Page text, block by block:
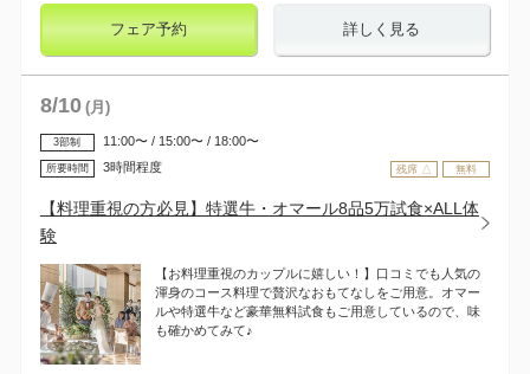
フェア予約 詳しく見る
8/10 (月)
残席 △ 無料
3部制 11:00〜 / 15:00〜 / 18:00〜
所要時間 3時間程度
【料理重視の方必見】特選牛・オマール8品5万試食×ALL体
験
【お料理重視のカップルに嬉しい！】口コミでも人気の
渾身のコース料理で贅沢なおもてなしをご用意。オマー
ルや特選牛など豪華無料試食もご用意しているので、味
も確かめてみて♪